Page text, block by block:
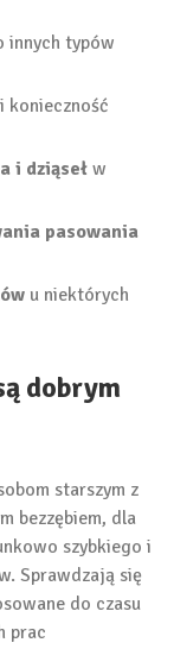
innych typów
i konieczność
i dziąseł w
pasowania
u niektórych
dobrym
starszym z
bezzębiem, dla
szybkiego i
Sprawdzają się
do czasu
prac